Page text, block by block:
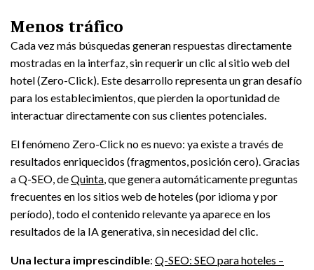
Menos tráfico
Cada vez más búsquedas generan respuestas directamente
mostradas en la interfaz, sin requerir un clic al sitio web del
hotel (Zero-Click). Este desarrollo representa un gran desafío
para los establecimientos, que pierden la oportunidad de
interactuar directamente con sus clientes potenciales.
El fenómeno Zero-Click no es nuevo: ya existe a través de
resultados enriquecidos (fragmentos, posición cero). Gracias
a Q-SEO, deQuinta, que genera automáticamente preguntas
frecuentes en los sitios web de hoteles (por idioma y por
período), todo el contenido relevante ya aparece en los
resultados de la IA generativa, sin necesidad del clic.
Una lectura imprescindible: Q-SEO: SEO para hoteles –